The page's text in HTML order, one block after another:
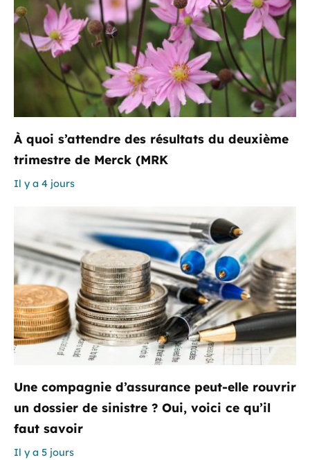
À quoi s’attendre des résultats du deuxième
trimestre de Merck (MRK
Il y a 4 jours
Une compagnie d’assurance peut-elle rouvrir
un dossier de sinistre ? Oui, voici ce qu’il
faut savoir
Il y a 5 jours